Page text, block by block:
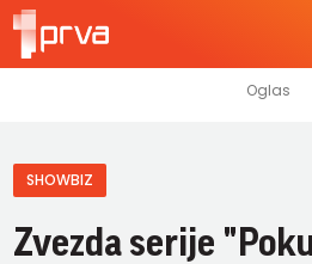
SHOWBIZ
Zvezda serije